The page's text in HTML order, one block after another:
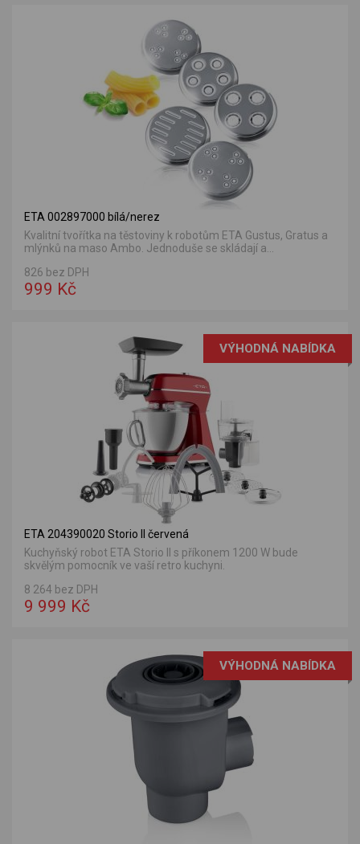
ETA 002897000 bílá/nerez
Kvalitní tvořítka na těstoviny k robotům ETA Gustus, Gratus a
mlýnků na maso Ambo. Jednoduše se skládají a...
826 bez DPH
999 Kč
VÝHODNÁ NABÍDKA
ETA 204390020 Storio II červená
Kuchyňský robot ETA Storio II s příkonem 1200 W bude
skvělým pomocník ve vaší retro kuchyni.
8 264 bez DPH
9 999 Kč
VÝHODNÁ NABÍDKA